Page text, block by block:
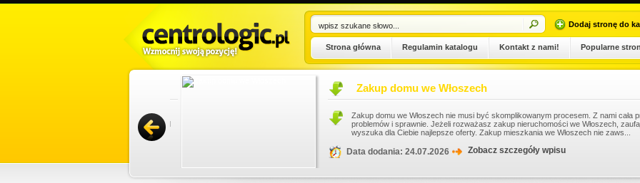
Dodaj stronę do
Strona główna Regulamin katalogu Kontakt z nami! Popularne
Sopot. Firma zapewnia bieżący nadzór nad
Zakup domu we Włoszech
Zakup domu we Włoszech nie musi być skomplikowanym procesem. Z nami cała
problemów i sprawnie. Jeżeli rozważasz zakup nieruchomości we Włoszech,
wyszuka dla Ciebie najlepsze oferty. Zakup mieszkania we Włoszech nie zaws...
Data dodania: 24.07.2026 Zobacz szczegóły wpisu